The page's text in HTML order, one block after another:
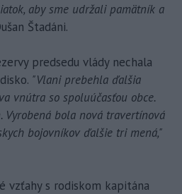
aby sme udržali pamätník a
Štadáni.
predsedu vlády nechala
"Vlani prebehla ďalšia
vnútra so spoluúčasťou obce.
bola nová travertínová
bojovníkov ďalšie tri mená,"
vzťahy s rodiskom kapitána